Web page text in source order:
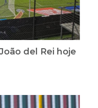
del Rei hoje